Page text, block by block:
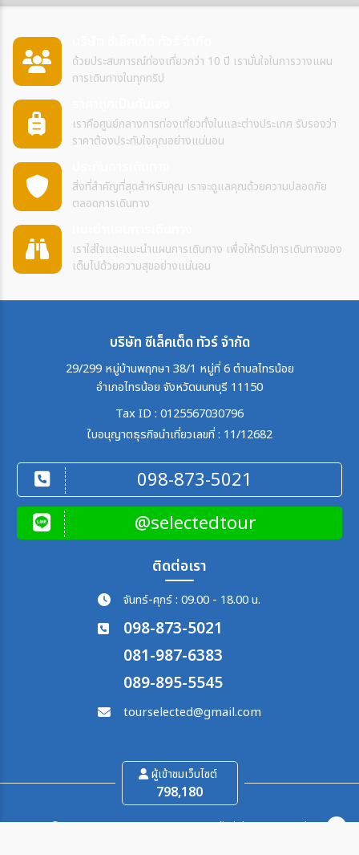
ด้วยประสบการณ์ท่องเที่ยวกว่า 10 ปี เรามั่นใจในการวางแผน
การเดินทางในทุกทริป
เราคือศูนย์กลางการท่องเที่ยวทั้งในและต่างประเทศ รับรองว่า
ราคาต้องประทับใจคุณอย่างแน่นอน
สิ่งที่สำคัญที่สุดสำหรับคุณ เราจะดูแลคุณด้วยความปลอดภัย
ตลอดการเดินทาง
เราใส่ใจและแนะนำแผนการเดินทาง เพื่อให้ทริปการเดินทางของ
เต็มไปด้วยความสุขอย่างแน่นอน
บริษัท ซีเล็คเต็ด ทัวร์ จำกัด
29/299 หมู่บ้านพฤกษา 38/1 หมู่ที่ 6 ตำบลไทรน้อย
อำเภอไทรน้อย จังหวัดนนทบุรี 11150
Tax ID : 0125567030796
ใบอนุญาตธุรกิจนำเที่ยวเลขที่ : 11/12682
098-873-5021
@selectedtour
ติดต่อเรา
จันทร์-ศุกร์ : 09.00 - 18.00 น.
098-873-5021
081-987-6383
089-895-5545
tourselected@gmail.com
ผู้เข้าชมเว็บไซต์
798,180
©2026 SELECTED TOUR CO.,LTD. All Rights Reserved.